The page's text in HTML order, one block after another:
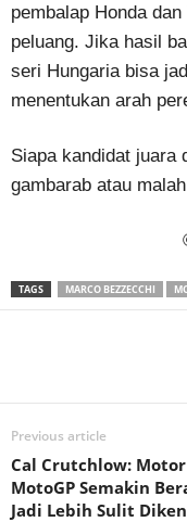
pembalap Honda
peluang. Jika hasil
seri Hungaria bisa
menentukan arah
Siapa kandidat juara
gambarab atau
TAGS MARCO BEZZECCHI
Previous article
Cal Crutchlow: Motor
MotoGP Semakin
Jadi Lebih Sulit